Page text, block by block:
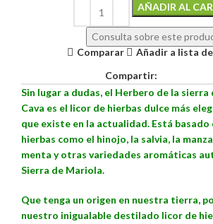
AÑADIR AL
Consulta sobre este
Comparar
Añadir a lista
Compartir:
Sin lugar a dudas, el Herbero de la sierra
Cava es el licor de hierbas dulce más
que existe en la actualidad. Está
hierbas como el hinojo, la salvia, la
menta y otras variedades aromáticas
Sierra de Mariola.
Que tenga un origen en nuestra tierra,
nuestro inigualable destilado licor de